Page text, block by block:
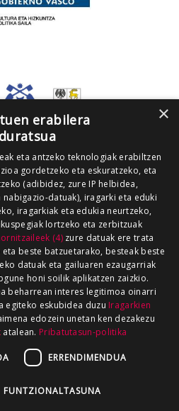
×
erabilera
eta antzeko teknologiak erabiltzen
gordetzeko eta eskuratzeko, eta
(adibidez, zure IP helbidea,
datuak), iragarki eta eduki
iragarkiak eta edukia neurtzeko,
lortzeko eta zerbitzuak
(4)zure datuak ere trata
beste batzuetarako, besteak beste
datuak eta gailuaren ezaugarriak
honi soilik aplikatzen zaizkio.
beharrean interes legitimoa oinarri
egiteko eskubidea duzu Iragarkien
edozein unetan ken dezakezu
atalean. Pribatutasun-politika
ERRENDIMENDUA
FUNTZIONALTASUNA